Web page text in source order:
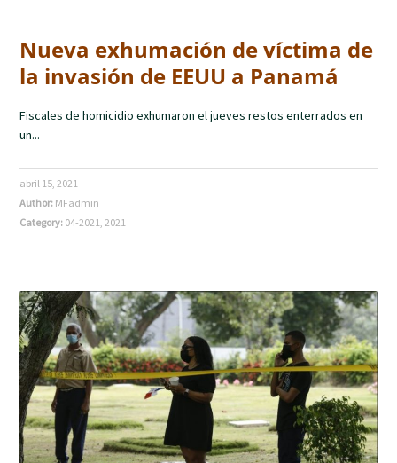
Nueva exhumación de víctima de
la invasión de EEUU a Panamá
Fiscales de homicidio exhumaron el jueves restos enterrados en
un...
abril 15, 2021
Author: MFadmin
Category: 04-2021 ,2021